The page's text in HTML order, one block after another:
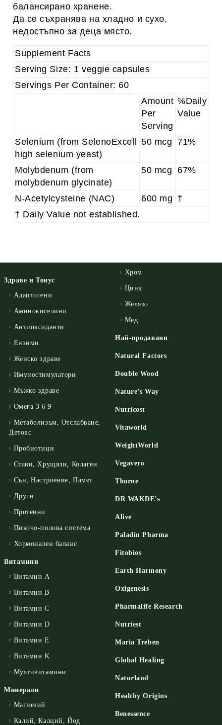
балансирано хранене.
Да се съхранява на хладно и сухо,
недостъпно за деца място.
Supplement Facts
Serving Size: 1 veggie capsules
Servings Per Container: 60
Amount
Per
Serving
%Daily
Value
Selenium (from SelenoExcell
high selenium yeast)
50 mcg 71%
Molybdenum (from
molybdenum glycinate)
50 mcg 67%
N-Acetylcysteine (NAC) 600 mg †
† Daily Value not established.
Здраве и Тонус
Адаптогени
Аминокиселини
Антиоксиданти
Ензими
Женско здраве
Имуностимулатори
Мъжко здраве
Омега 3 6 9
Метаболизъм, Отслабване,
Детокс
Пробиотици
Стави, Хрущяли, Колаген
Сън, Настроение, Памет
Други
Протеини
Пикочо-полова система
Хормонален баланс
Витамини
Витамин А
Витамин B
Витамин C
Витамин D
Витамин E
Витамин K
Мултивитамини
Минерали
Магнезий
Калий, Калций, Йод
Хром
Цинк
Желязо
Мед
Най-продавани
Natural Factors
Double Wood
Nature’s Way
Nutricost
Vitaworld
WeightWorld
Vegavero
Thorne
DR WAKDE’s
Alive
Paladin Pharma
Fitobios
Earth Harmony
Oxigenesis
Pharmalife Research
Nutriest
Maria Treben
Global Healing
Naturland
Healthy Origins
Benessence